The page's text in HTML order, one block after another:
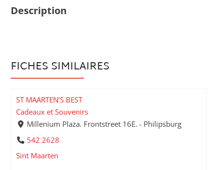
Description
FICHES SIMILAIRES
ST MAARTEN’S BEST
Cadeaux et Souvenirs
Millenium Plaza. Frontstreet 16E. - Philipsburg
542 2628
Sint Maarten